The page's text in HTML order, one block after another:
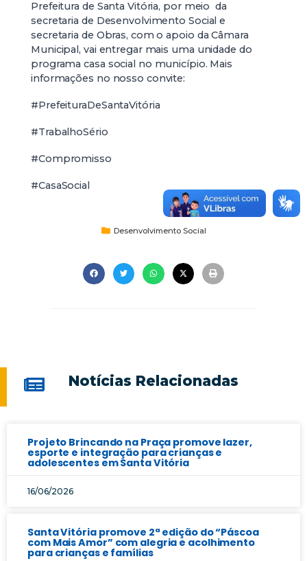
Prefeitura de Santa Vitória, por meio da
secretaria de Desenvolvimento Social e
secretaria de Obras, com o apoio da Câmara
Municipal, vai entregar mais uma unidade do
programa casa social no município. Mais
informações no nosso convite:
#PrefeituraDeSantaVitória
#TrabalhoSério
#Compromisso
#CasaSocial
Desenvolvimento Social
Notícias Relacionadas
Projeto Brincando na Praça promove lazer,
esporte e integração para crianças e
adolescentes em Santa Vitória
16/06/2026
Santa Vitória promove 2ª edição do “Páscoa
com Mais Amor” com alegria e acolhimento
para crianças e famílias